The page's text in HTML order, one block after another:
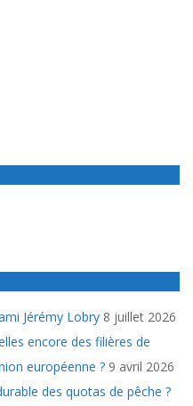
Jérémy Lobry 8 juillet 2026
encore des filières de
européenne ? 9 avril 2026
des quotas de pêche ?